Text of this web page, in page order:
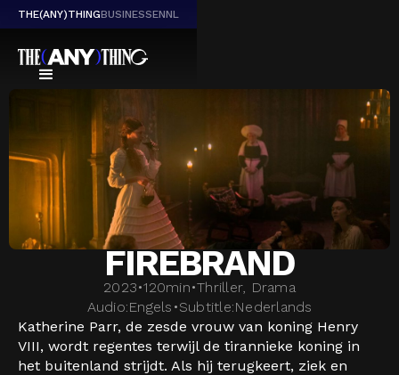
THE(ANY)THINGBUSINESSENNL
FIREBRAND
2023•120min•Thriller, Drama
Audio:Engels •Subtitle:Nederlands
Katherine Parr, de zesde vrouw van koning Henry
VIII, wordt regentes terwijl de tirannieke koning in
het buitenland strijdt. Als hij terugkeert, ziek en